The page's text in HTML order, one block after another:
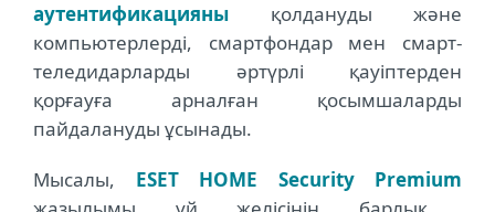
аутентификацияны қолдануды және
компьютерлерді, смартфондар мен смарт-
теледидарларды әртүрлі қауіптерден
қорғауға арналған қосымшаларды
пайдалануды ұсынады.
Мысалы, ESET HOME Security Premium